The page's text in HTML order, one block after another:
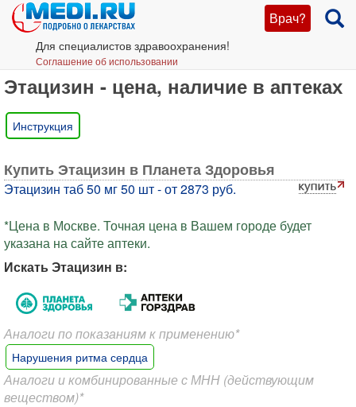
Врач?
Для специалистов здравоохранения!
Соглашение об использовании
Этацизин - цена, наличие в аптеках
Инструкция
Купить Этацизин в Планета Здоровья
Этацизин таб 50 мг 50 шт - от 2873 руб.
*Цена в Москве. Точная цена в Вашем городе будет
указана на сайте аптеки.
Искать Этацизин в:
Аналоги по показаниям к применению*
Нарушения ритма сердца
Аналоги и комбинированные с МНН (действующим
веществом)*